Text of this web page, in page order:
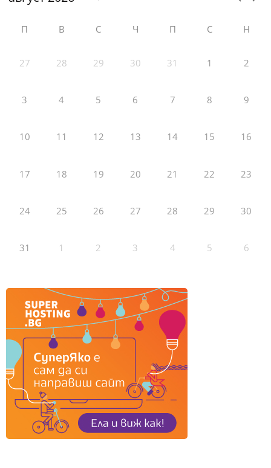
П В С Ч П С Н
27 28 29 30 31 1 2
3 4 5 6 7 8 9
10 11 12 13 14 15 16
17 18 19 20 21 22 23
24 25 26 27 28 29 30
31 1 2 3 4 5 6